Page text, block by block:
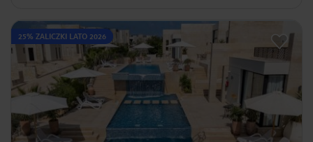
25% ZALICZKI LATO 2026